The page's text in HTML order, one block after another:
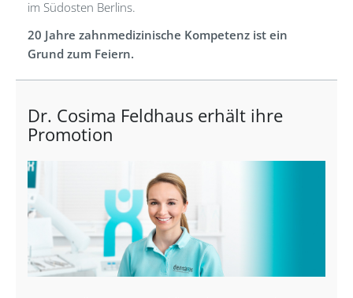
im Südosten Berlins.
20 Jahre zahnmedizinische Kompetenz ist ein
Grund zum Feiern.
Dr. Cosima Feldhaus erhält ihre
Promotion